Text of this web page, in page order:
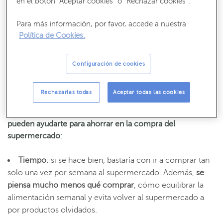
Ventajas método 6-1 para ahorrar en la
Debido a las tres características principales que antes se
pueden ayudarte para ahorrar en la compra del
supermercado:
Tiempo: si se hace bien, bastaría con ir a comprar tan
solo una vez por semana al supermercado. Además, se
piensa mucho menos qué comprar, cómo equilibrar la
alimentación semanal y evita volver al supermercado a
por productos olvidados.
Para más información, por favor, accede a nuestra
Política de Cookies.
Configuración de cookies
Rechazarlas todas Aceptar todas las cookies